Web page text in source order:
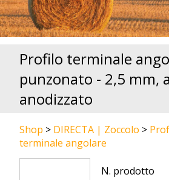
Profilo terminale
punzonato - 2,5 mm,
anodizzato
Shop > DIRECTA | Zoccolo >
terminale angolare
N. prodotto